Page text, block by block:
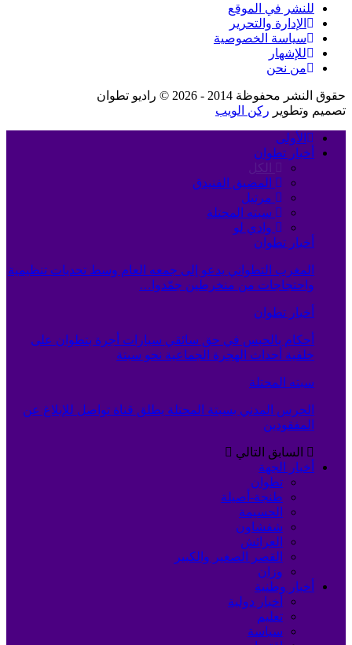
للنشر في الموقع
الإدارة والتحرير
سياسة الخصوصية
للإشهار
من نحن
حقوق النشر محفوظة 2014 - 2026 © راديو تطوان
تصميم وتطوير ركن الويب
الأولى
أخبار تطوان
الكل
المضيق الفنيدق
مرتيل
سبته المحتلة
وادي لو
أخبار تطوان
المغرب التطواني يدعو إلى جمعه العام وسط تحديات تنظيمية
واحتجاجات من منخرطين جمّدوا…
أخبار تطوان
أحكام بالحبس في حق سائقي سيارات أجرة بتطوان على
خلفية أحداث الهجرة الجماعية نحو سبتة
سبته المحتلة
الحرس المدني بسبتة المحتلة يطلق قناة تواصل للإبلاغ عن
المفقودين
السابق التالي
أخبار الجهة
تطوان
طنجة-أصيلة
الحسيمة
شفشاون
العرائش
القصر الصغير والكبير
وزان
أخبار وطنية
أخبار دولية
تعليم
سياسة